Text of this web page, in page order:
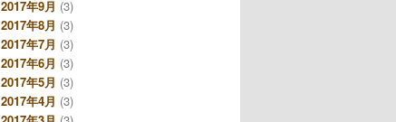
2017年9月 (3)
2017年8月 (3)
2017年7月 (3)
2017年6月 (3)
2017年5月 (3)
2017年4月 (3)